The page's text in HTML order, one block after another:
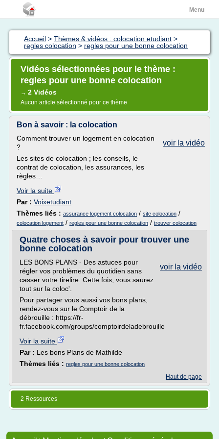
Menu
Accueil > Thèmes & vidéos : colocation etudiant >
regles colocation > regles pour une bonne colocation
Vidéos sélectionnées pour le thème :
regles pour une bonne colocation
→ 2 Vidéos
Aucun article sélectionné pour ce thème
Bon à savoir : la colocation
voir la vidéo
Comment trouver un logement en colocation
?
Les sites de colocation ; les conseils, le
contrat de colocation, les assurances, les
règles…
Voir la suite
Par : Voixetudiant
Thèmes liés : assurance logement colocation / site colocation /
colocation logement / regles pour une bonne colocation / trouver colocation
Quatre choses à savoir pour trouver une
bonne colocation
voir la vidéo
LES BONS PLANS - Des astuces pour
régler vos problèmes du quotidien sans
casser votre tirelire. Cette fois, vous saurez
tout sur la coloc'.
Pour partager vous aussi vos bons plans,
rendez-vous sur le Comptoir de la
débrouille : https://fr-
fr.facebook.com/groups/comptoirdeladebrouille
Voir la suite
Par : Les bons Plans de Mathilde
Thèmes liés : regles pour une bonne colocation
Haut de page
2 Ressources